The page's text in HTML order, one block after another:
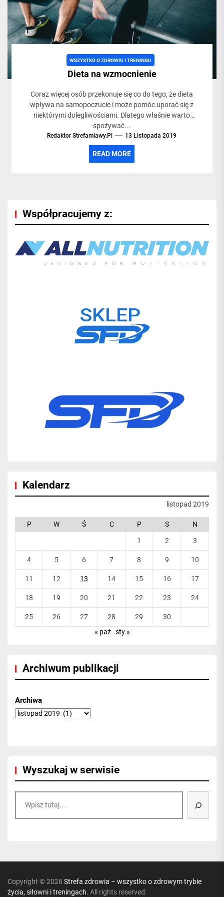
życia,
siłowni
i
treningach
WSZYSTKO O ZDROWIU I TRENINGU
Dieta na wzmocnienie
Coraz więcej osób przekonuje się co do tego, że dieta
wpływa na samopoczucie i może pomóc uporać się z
niektórymi dolegliwościami. Dlatego właśnie warto
spożywać...
Redaktor Strefamlawy.pl 13 Listopada 2019
READ MORE
Współpracujemy z:
Kalendarz
listopad 2019
P W Ś C P S N
1 2 3
4 5 6 7 8 9 10
11 12 13 14 15 16 17
18 19 20 21 22 23 24
25 26 27 28 29
30
« paź sty »
Archiwum publikacji
Archiwa
Wyszukaj w serwisie
Copyright © 2026 Strefa zdrowia – wszystko o zdrowym trybie
życia, siłowni i treningach. All rights reserved.